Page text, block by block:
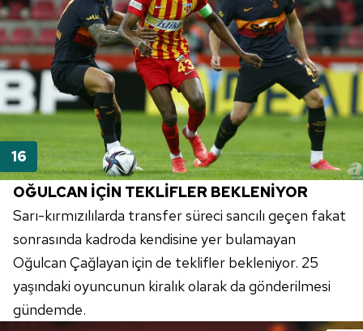
OĞULCAN İÇİN TEKLİFLER BEKLENİYOR
Sarı-kırmızılılarda transfer süreci sancılı geçen fakat
sonrasında kadroda kendisine yer bulamayan
Oğulcan Çağlayan için de teklifler bekleniyor. 25
yaşındaki oyuncunun kiralık olarak da gönderilmesi
gündemde.